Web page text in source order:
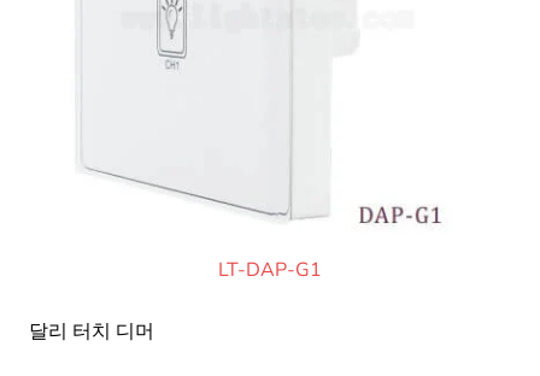
LT-DAP-G1
달리 터치 디머